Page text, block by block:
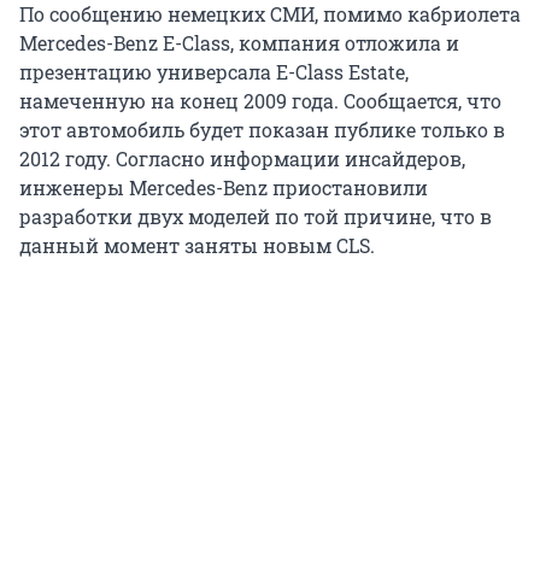
По сообщению немецких СМИ, помимо кабриолета
Mercedes-Benz E-Class, компания отложила и
презентацию универсала E-Class Estate,
намеченную на конец 2009 года. Сообщается, что
этот автомобиль будет показан публике только в
2012 году. Согласно информации инсайдеров,
инженеры Mercedes-Benz приостановили
разработки двух моделей по той причине, что в
данный момент заняты новым CLS.